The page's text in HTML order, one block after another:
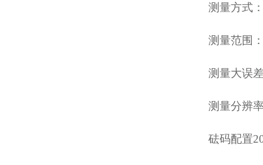
测量方式
测量范围
测量大误
测量分辨
砝码配置